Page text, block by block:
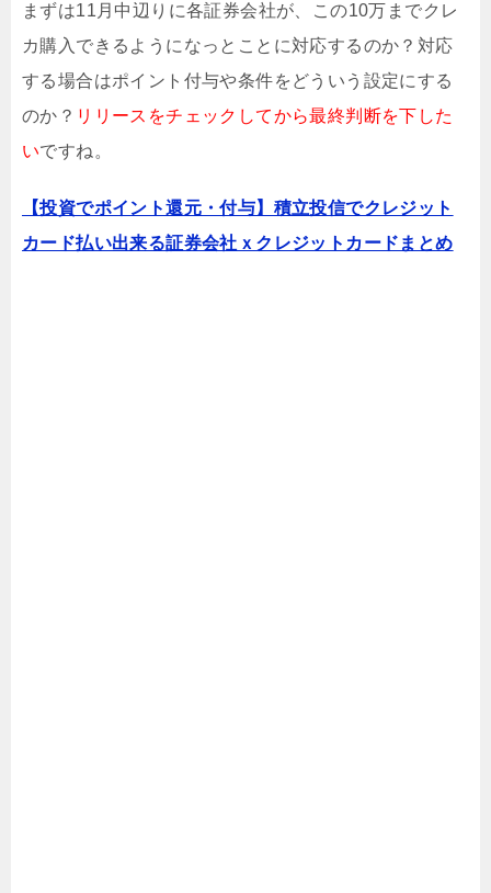
まずは11月中辺りに各証券会社が、この10万までクレ
カ購入できるようになっとことに対応するのか？対応
する場合はポイント付与や条件をどういう設定にする
のか？ リリースをチェックしてから最終判断を下した
いですね。
【投資でポイント還元・付与】積立投信でクレジット
カード払い出来る証券会社ｘクレジットカードまとめ